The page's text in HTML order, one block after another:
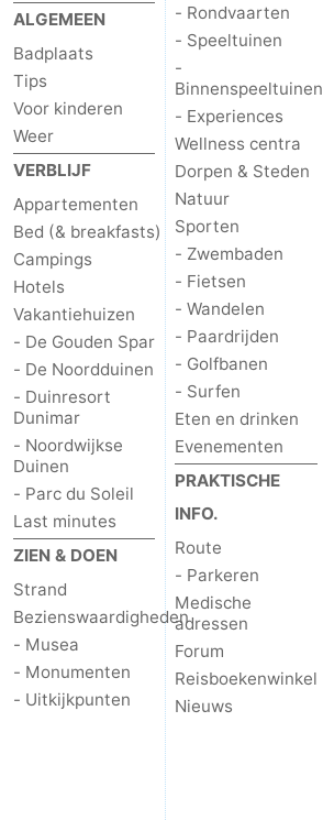
ALGEMEEN
Badplaats
Tips
Voor kinderen
Weer
VERBLIJF
Appartementen
Bed (& breakfasts)
Campings
Hotels
Vakantiehuizen
- De Gouden Spar
- De Noordduinen
- Duinresort
Dunimar
- Noordwijkse
Duinen
- Parc du Soleil
Last minutes
ZIEN & DOEN
Strand
Bezienswaardigheden
- Musea
- Monumenten
- Uitkijkpunten
- Rondvaarten
- Speeltuinen
-
Binnenspeeltuinen
- Experiences
Wellness centra
Dorpen & Steden
Natuur
Sporten
- Zwembaden
- Fietsen
- Wandelen
- Paardrijden
- Golfbanen
- Surfen
Eten en drinken
Evenementen
PRAKTISCHE
INFO.
Route
- Parkeren
Medische
adressen
Forum
Reisboekenwinkel
Nieuws